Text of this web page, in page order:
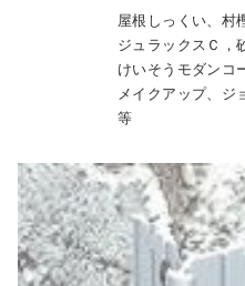
屋根しっくい、村
ジュラックスＣ，
けいそうモダンコ
メイクアップ、ジ
等